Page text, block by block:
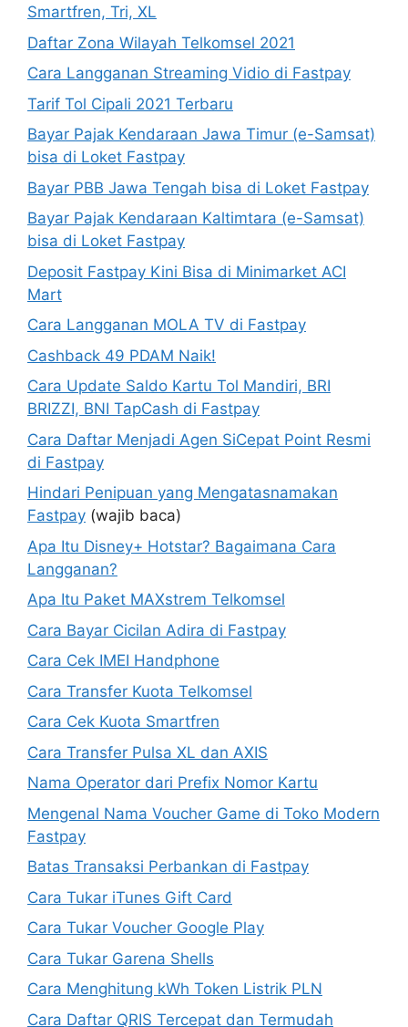
Smartfren, Tri, XL
Daftar Zona Wilayah Telkomsel 2021
Cara Langganan Streaming Vidio di Fastpay
Tarif Tol Cipali 2021 Terbaru
Bayar Pajak Kendaraan Jawa Timur (e-Samsat)
bisa di Loket Fastpay
Bayar PBB Jawa Tengah bisa di Loket Fastpay
Bayar Pajak Kendaraan Kaltimtara (e-Samsat)
bisa di Loket Fastpay
Deposit Fastpay Kini Bisa di Minimarket ACI
Mart
Cara Langganan MOLA TV di Fastpay
Cashback 49 PDAM Naik!
Cara Update Saldo Kartu Tol Mandiri, BRI
BRIZZI, BNI TapCash di Fastpay
Cara Daftar Menjadi Agen SiCepat Point Resmi
di Fastpay
Hindari Penipuan yang Mengatasnamakan
Fastpay (wajib baca)
Apa Itu Disney+ Hotstar? Bagaimana Cara
Langganan?
Apa Itu Paket MAXstrem Telkomsel
Cara Bayar Cicilan Adira di Fastpay
Cara Cek IMEI Handphone
Cara Transfer Kuota Telkomsel
Cara Cek Kuota Smartfren
Cara Transfer Pulsa XL dan AXIS
Nama Operator dari Prefix Nomor Kartu
Mengenal Nama Voucher Game di Toko Modern
Fastpay
Batas Transaksi Perbankan di Fastpay
Cara Tukar iTunes Gift Card
Cara Tukar Voucher Google Play
Cara Tukar Garena Shells
Cara Menghitung kWh Token Listrik PLN
Cara Daftar QRIS Tercepat dan Termudah